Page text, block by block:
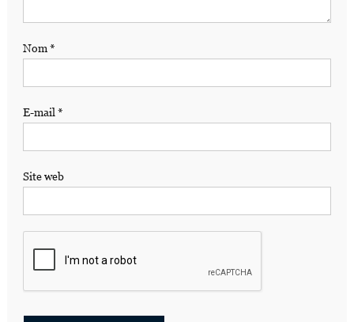
Nom*
E-mail *
Site web